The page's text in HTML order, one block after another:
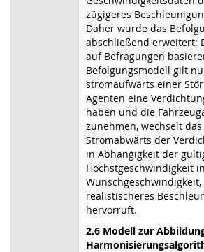
zügigeres
Daher wurde das
abschließend erweitert:
auf Befragungen
Befolgungsmodell gilt
stromaufwärts einer
Agenten eine
haben und die
zunehmen, wechselt
Stromabwärts der
in Abhängigkeit der
Höchstgeschwindigkeit
realistischeres
hervorruft.
2.6 Modell zur